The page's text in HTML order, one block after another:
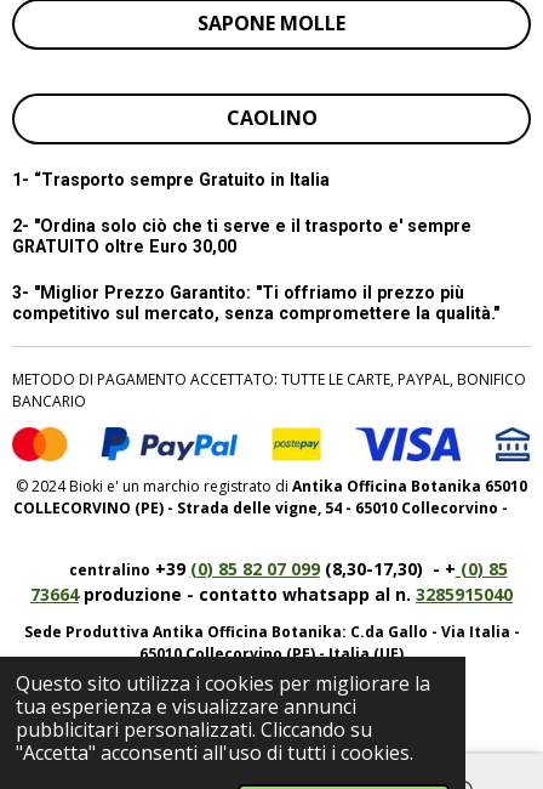
Questo sito utilizza i cookies per migliorare la
tua esperienza e visualizzare annunci
pubblicitari personalizzati. Cliccando su
"Accetta" acconsenti all'uso di tutti i cookies.
SAPONE MOLLE
CAOLINO
1- “Trasporto sempre Gratuito in Italia
2- "Ordina solo ciò che ti serve e il trasporto e' sempre
GRATUITO oltre Euro 30,00
3- "Miglior Prezzo Garantito: "Ti offriamo il prezzo più
competitivo sul mercato, senza compromettere la qualità."
METODO DI PAGAMENTO ACCETTATO: TUTTE LE CARTE, PAYPAL, BONIFICO
BANCARIO
© 2024 Bioki e' un marchio registrato di Antika Officina Botanika 65010
COLLECORVINO (PE) - Strada delle vigne, 54 - 65010 Collecorvino -
centralino +39 (0) 85 82 07 099(8,30-17,30) - + (0) 85
73664produzione - contatto whatsapp al n. 3285915040
Sede Produttiva Antika Officina Botanika: C.da Gallo - Via Italia -
65010 Collecorvino (PE) - Italia (UE)
P.iva IT01950520682 REA: 143825